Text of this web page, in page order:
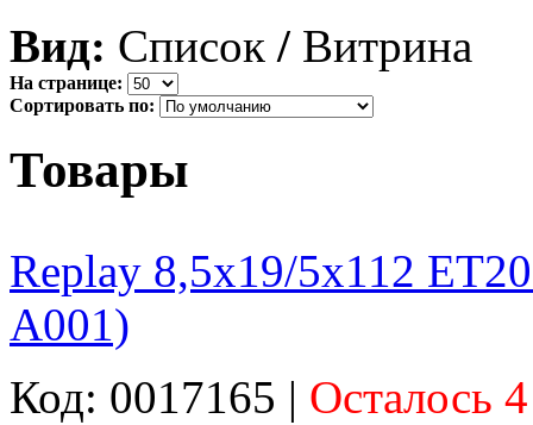
Вид: Список / Витрина
На странице:
Сортировать по:
Товары
Replay 8,5x19/5x112
A001)
Код: 0017165 | Осталось